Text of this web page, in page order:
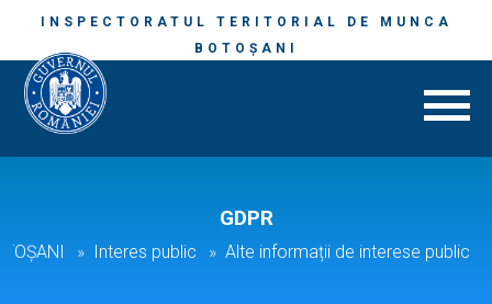
INSPECTORATUL TERITORIAL DE MUNCA
BOTOȘANI
GDPR
Interes public Alte informații de interese public